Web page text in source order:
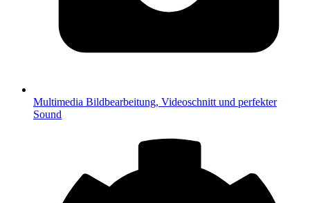
Multimedia Bildbearbeitung, Videoschnitt und perfekter
Sound